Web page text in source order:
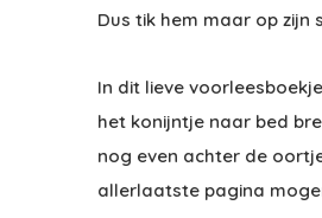
Dus tik hem maar op zijn
In dit lieve
het konijntje naar bed
nog even achter de
allerlaatste pagina